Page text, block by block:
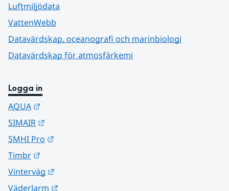
Luftmiljödata
VattenWebb
Datavärdskap, oceanografi och marinbiologi
Datavärdskap för atmosfärkemi
Logga in
AQUA
SIMAIR
SMHI Pro
Timbr
Vinterväg
Väderlarm